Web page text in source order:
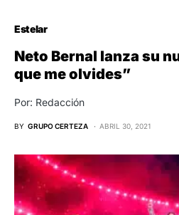
Estelar
Neto Bernal lanza su
que me olvides”
Por: Redacción
BY GRUPO CERTEZA ABRIL 30, 2021